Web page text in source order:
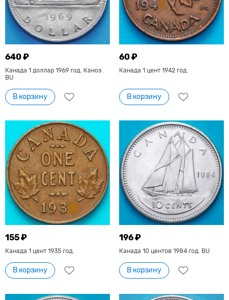
640 ₽
Канада 1 доллар 1969 год. Каноэ.
BU
В корзину
60 ₽
Канада 1 цент 1942 год.
В корзину
155 ₽
Канада 1 цент 1935 год.
В корзину
196 ₽
Канада 10 центов 1984 год. BU
В корзину